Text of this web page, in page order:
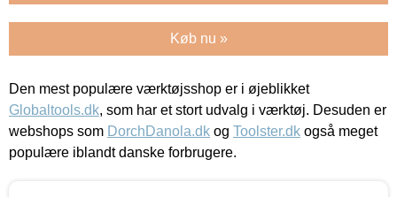
Køb nu »
Den mest populære værktøjsshop er i øjeblikket
Globaltools.dk, som har et stort udvalg i værktøj. Desuden er
webshops som DorchDanola.dk og Toolster.dk også meget
populære iblandt danske forbrugere.